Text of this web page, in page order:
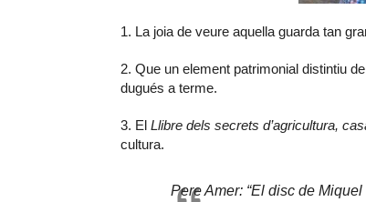
1. La joia de veure aquella guarda tan
2. Que un element patrimonial distintiu
dugués a terme.
3. El Llibre dels secrets d’agricultura,
cultura.
Pere Amer: “El disc de Miquel